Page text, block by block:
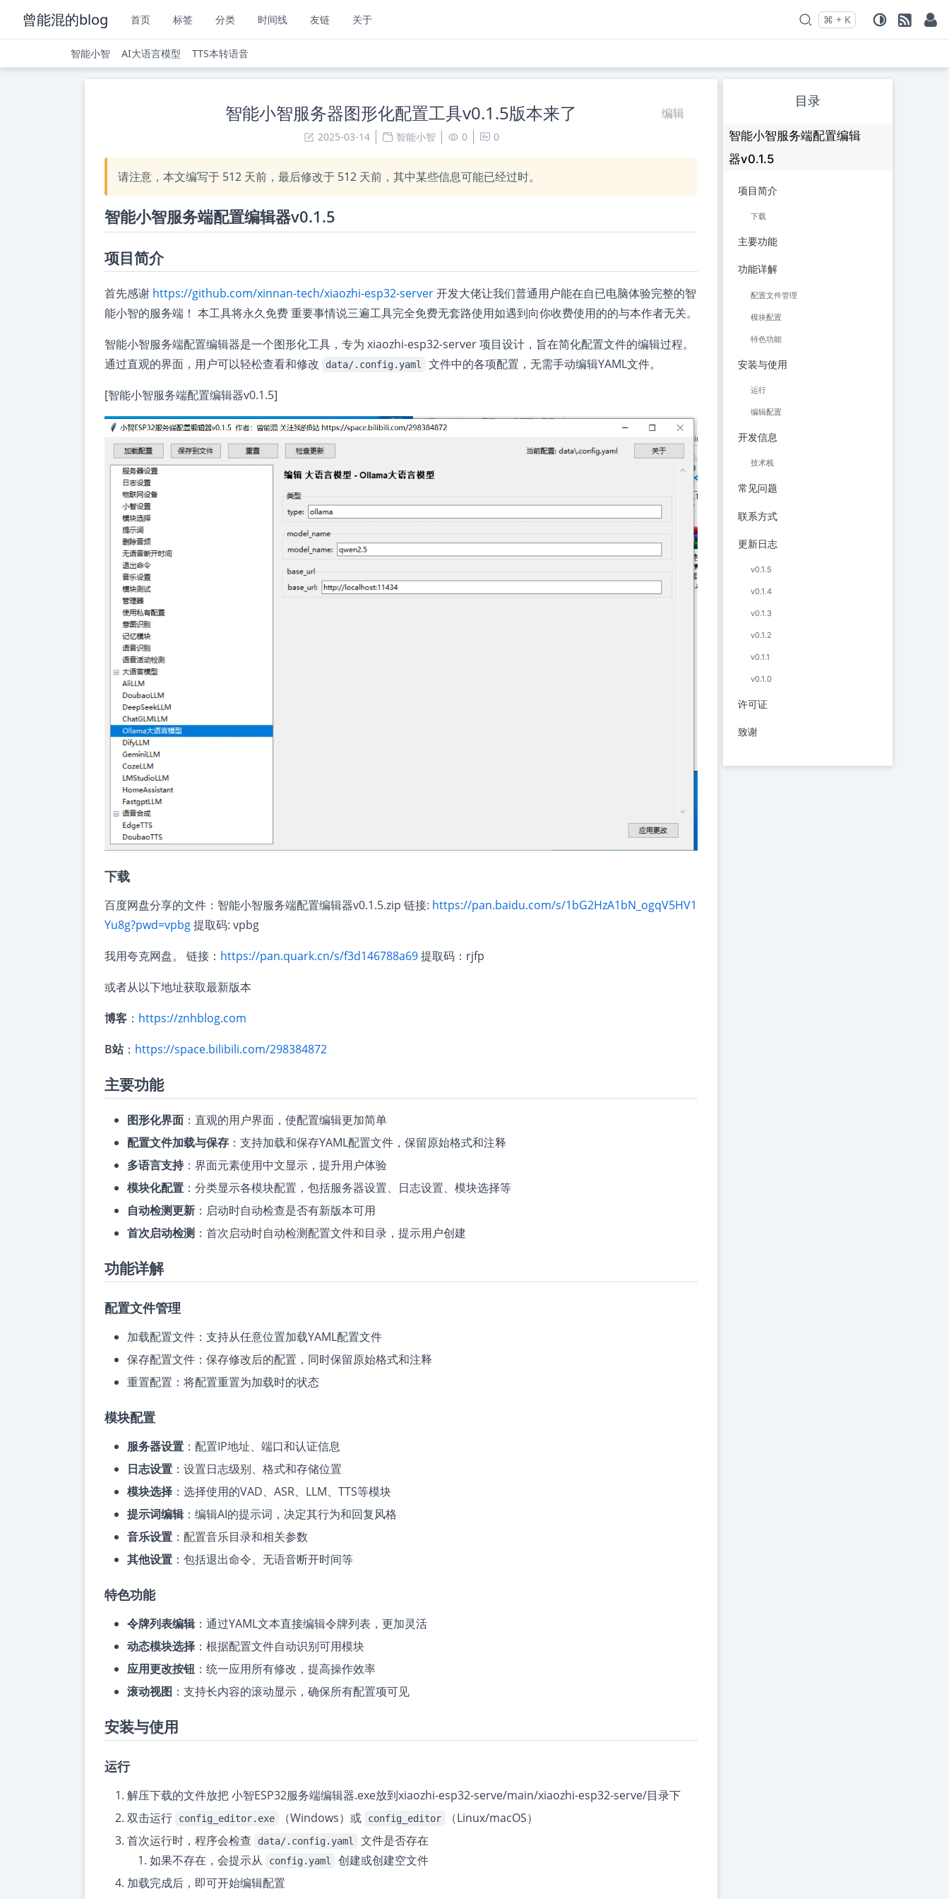
曾能混的blog 首页 标签 分类 时间线 友链 关于 Press
⌘ +
and K
to search
智能小智 AI大语言模型 TTS本转语音
智能小智服务器图形化配置工具v0.1.5版本来了 编辑
2025-03-14 智能小智 0 0
请注意，本文编写于 512 天前，最后修改于 512 天前，其中某些信息可能已经过时。
智能小智服务端配置编辑器v0.1.5
项目简介
首先感谢 https://github.com/xinnan-tech/xiaozhi-esp32-server开发大佬让我们普通用户能在自已电脑体验完整的智
能小智的服务端！ 本工具将永久免费 重要事情说三遍工具完全免费无套路使用如遇到向你收费使用的的与本作者无关。
智能小智服务端配置编辑器是一个图形化工具，专为 xiaozhi-esp32-server 项目设计，旨在简化配置文件的编辑过程。
通过直观的界面，用户可以轻松查看和修改
data/.config.yaml
文件中的各项配置，无需手动编辑YAML文件。
[智能小智服务端配置编辑器v0.1.5]
下载
百度网盘分享的文件：智能小智服务端配置编辑器v0.1.5.zip 链接: https://pan.baidu.com/s/1bG2HzA1bN_ogqV5HV1
Yu8g?pwd=vpbg提取码: vpbg
我用夸克网盘。 链接： https://pan.quark.cn/s/f3d146788a69提取码：rjfp
或者从以下地址获取最新版本
博客 ： https://znhblog.com
B站： https://space.bilibili.com/298384872
主要功能
图形化界面 ：直观的用户界面，使配置编辑更加简单
配置文件加载与保存 ：支持加载和保存YAML配置文件，保留原始格式和注释
多语言支持：界面元素使用中文显示，提升用户体验
模块化配置 ：分类显示各模块配置，包括服务器设置、日志设置、模块选择等
自动检测更新 ：启动时自动检查是否有新版本可用
首次启动检测 ：首次启动时自动检测配置文件和目录，提示用户创建
功能详解
配置文件管理
加载配置文件：支持从任意位置加载YAML配置文件
保存配置文件：保存修改后的配置，同时保留原始格式和注释
重置配置：将配置重置为加载时的状态
模块配置
服务器设置 ：配置IP地址、端口和认证信息
日志设置 ：设置日志级别、格式和存储位置
模块选择 ：选择使用的VAD、ASR、LLM、TTS等模块
提示词编辑：编辑AI的提示词，决定其行为和回复风格
音乐设置 ：配置音乐目录和相关参数
其他设置 ：包括退出命令、无语音断开时间等
特色功能
令牌列表编辑：通过YAML文本直接编辑令牌列表，更加灵活
动态模块选择 ：根据配置文件自动识别可用模块
应用更改按钮 ：统一应用所有修改，提高操作效率
滚动视图 ：支持长内容的滚动显示，确保所有配置项可见
安装与使用
运行
解压下载的文件放把 小智ESP32服务端编辑器.exe放到xiaozhi-esp32-serve/main/xiaozhi-esp32-serve/目录下
双击运行
config_editor.exe （Windows）或 config_editor
（Linux/macOS）
首次运行时，程序会检查
data/.config.yaml
文件是否存在
如果不存在，会提示从
config.yaml
创建或创建空文件
加载完成后，即可开始编辑配置
目录
智能小智服务端配置编辑
器v0.1.5
项目简介
下载
主要功能
功能详解
配置文件管理
模块配置
特色功能
安装与使用
运行
编辑配置
开发信息
技术栈
常见问题
联系方式
更新日志
v0.1.5
v0.1.4
v0.1.3
v0.1.2
v0.1.1
v0.1.0
许可证
致谢